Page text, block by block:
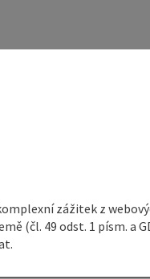
zážitek z
(čl. 49 odst. 1 písm.